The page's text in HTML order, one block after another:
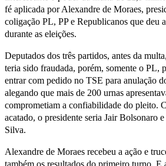
fé aplicada por Alexandre de Moraes,
coligação PL, PP e Republicanos que deu
durante as eleições.
Deputados dos três partidos, antes da
teria sido fraudada, porém, somente o PL,
entrar com pedido no TSE para anulação
alegando que mais de 200 urnas
comprometiam a confiabilidade do pleito.
acatado, o presidente seria Jair Bolsonaro
Silva.
Alexandre de Moraes recebeu a ação e